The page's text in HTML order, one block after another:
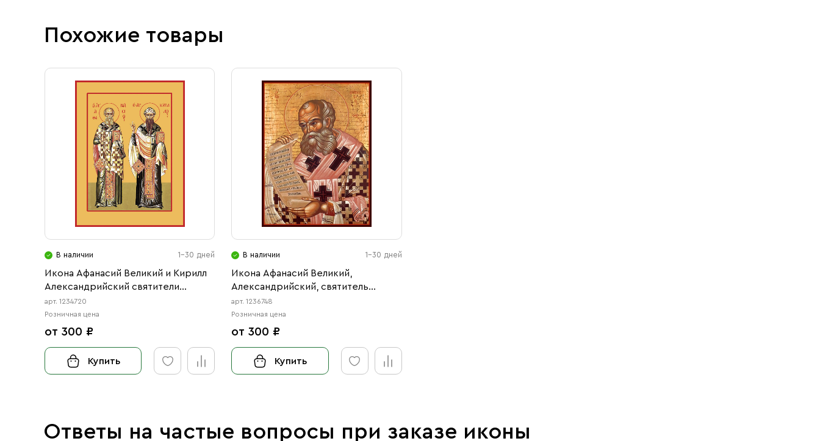
Похожие товары
В наличии 1-30 дней
Икона Афанасий Великий и Кирилл
Александрийский святители
(АРТ.04720)
арт. 1234720
Розничная цена
от 300 ₽
Купить
В наличии 1-30 дней
Икона Афанасий Великий,
Александрийский, святитель
(АРТ.06748)
арт. 1236748
Розничная цена
от 300 ₽
Купить
Ответы на частые вопросы при заказе иконы